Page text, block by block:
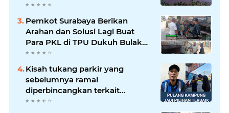
Pemkot Surabaya Berikan
Arahan dan Solusi Lagi Buat
Para PKL di TPU Dukuh Bulak
Banteng Surabaya
Kisah tukang parkir yang
sebelumnya ramai
diperbincangkan terkait
persoalan parkir gratis di